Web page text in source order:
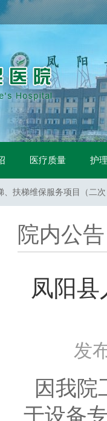
医疗质量 护
手术床采购项目中标公示
液氧采购项目（二次）招
、扶梯维保服务项目（二
、扶梯维保服务项目（一
、扶梯维保服务项目（二
液氧采购项目流标公告
声便携超声维修采购询价
生院口腔CT采购项目招标
术床采购项目中标公示
询价采购文件
院内公告
凤阳
发
因我院
于设备